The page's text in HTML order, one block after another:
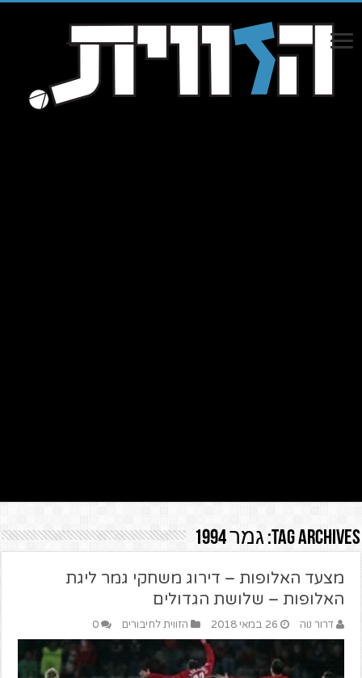
Tag Archives: גמר 1994
מצעד האלופות – דירוג משחקי גמר ליגת
האלופות – שלושת הגדולים
דרור נוה 26 במאי 2018 הזווית לחיבורים 0